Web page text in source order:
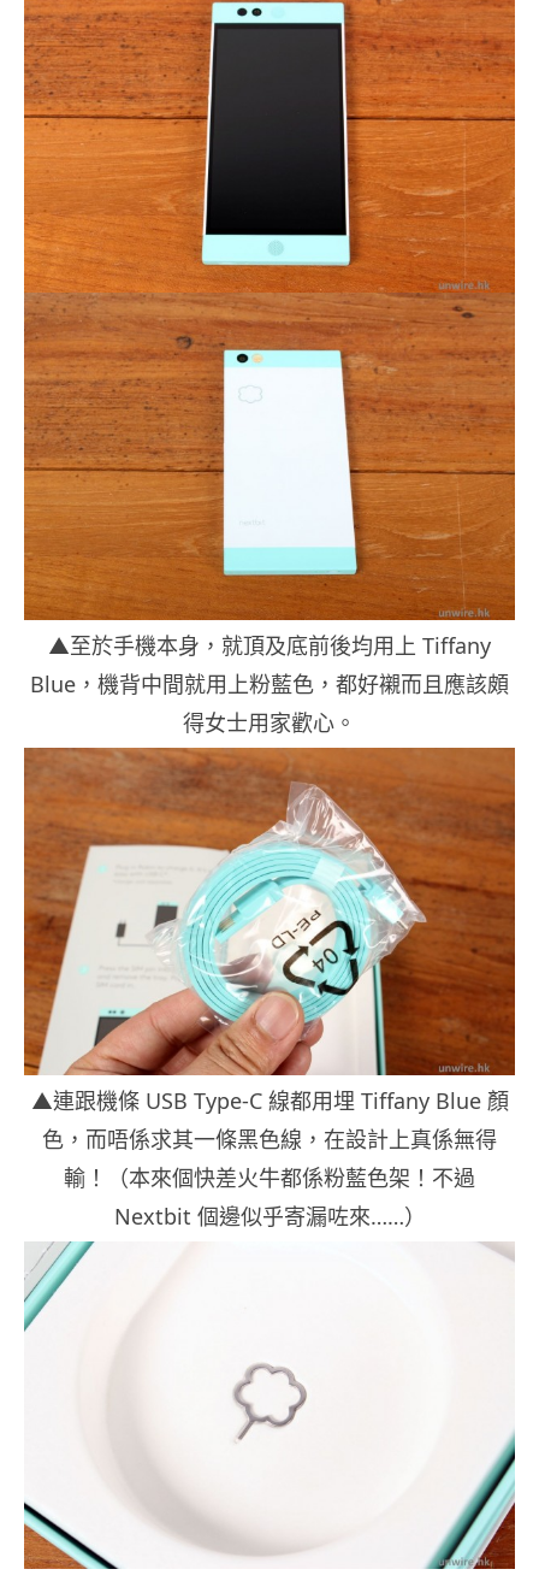
▲至於手機本身，就頂及底前後均用上 Tiffany
Blue，機背中間就用上粉藍色，都好襯而且應該頗
得女士用家歡心。
▲連跟機條 USB Type-C 線都用埋 Tiffany Blue 顏
色，而唔係求其一條黑色線，在設計上真係無得
輸！（本來個快差火牛都係粉藍色架！不過
Nextbit 個邊似乎寄漏咗來……）